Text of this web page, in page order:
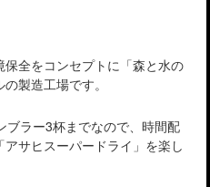
全をコンセプトに「森と水の
製造工場です。
ブラー3杯までなので、時間配
サヒスーパードライ」を楽し